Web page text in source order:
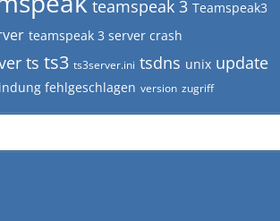
teamspeak 3 Teamspeak3
teamspeak 3 server crash
ts ts3 ts3server.ini tsdns unix update
fehlgeschlagen version zugriff